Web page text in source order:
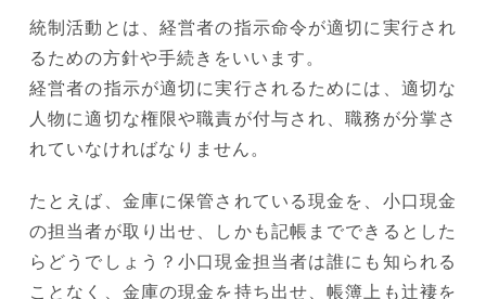
統制活動とは、経営者の指示命令が適切に実行され
るための方針や手続きをいいます。
経営者の指示が適切に実行されるためには、適切な
人物に適切な権限や職責が付与され、職務が分掌さ
れていなければなりません。
たとえば、金庫に保管されている現金を、小口現金
の担当者が取り出せ、しかも記帳までできるとした
らどうでしょう？小口現金担当者は誰にも知られる
ことなく、金庫の現金を持ち出せ、帳簿上も辻褄を